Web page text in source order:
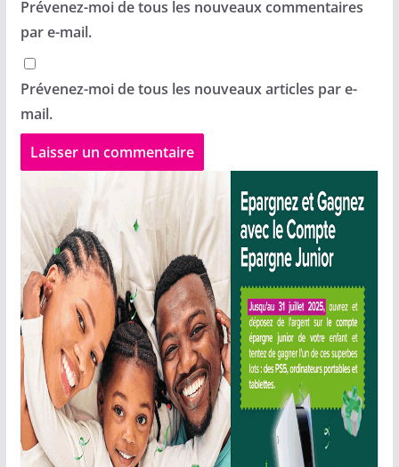
Prévenez-moi de tous les nouveaux commentaires
par e-mail.
Prévenez-moi de tous les nouveaux articles par e-
mail.